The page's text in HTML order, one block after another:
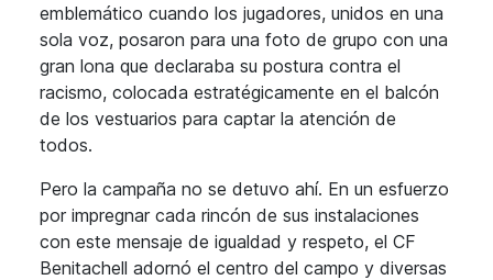
emblemático cuando los jugadores, unidos en una
sola voz, posaron para una foto de grupo con una
gran lona que declaraba su postura contra el
racismo, colocada estratégicamente en el balcón
de los vestuarios para captar la atención de
todos.
Pero la campaña no se detuvo ahí. En un esfuerzo
por impregnar cada rincón de sus instalaciones
con este mensaje de igualdad y respeto, el CF
Benitachell adornó el centro del campo y diversas